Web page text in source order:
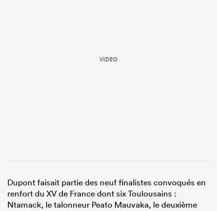
VIDEO
Dupont faisait partie des neuf finalistes convoqués en
renfort du XV de France dont six Toulousains :
Ntamack, le talonneur Peato Mauvaka, le deuxième